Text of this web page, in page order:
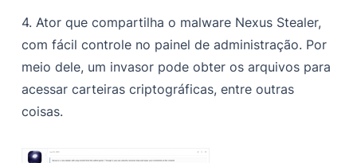
4. Ator que compartilha o malware Nexus Stealer,
com fácil controle no painel de administração. Por
meio dele, um invasor pode obter os arquivos para
acessar carteiras criptográficas, entre outras
coisas.